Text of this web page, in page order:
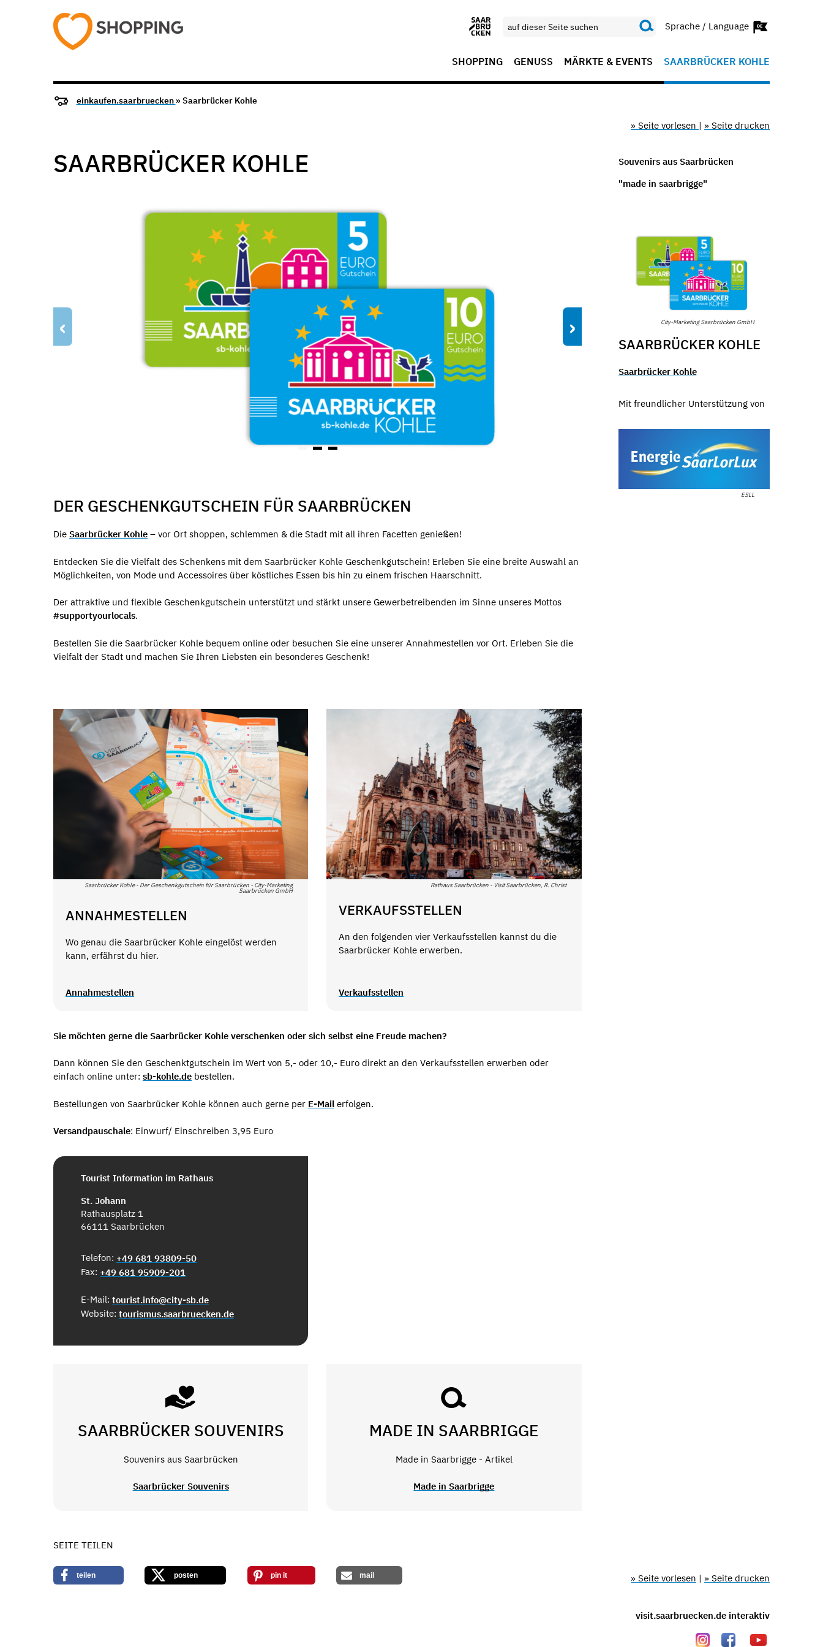
Sprache / Language
SHOPPING GENUSS MÄRKTE & EVENTS SAARBRÜCKER KOHLE
einkaufen.saarbruecken » Saarbrücker Kohle
» Seite vorlesen | » Seite drucken
SAARBRÜCKER KOHLE
‹ ›
DER GESCHENKGUTSCHEIN FÜR SAARBRÜCKEN
Die Saarbrücker Kohle – vor Ort shoppen, schlemmen & die Stadt mit all ihren Facetten genießen!
Entdecken Sie die Vielfalt des Schenkens mit dem Saarbrücker Kohle Geschenkgutschein! Erleben Sie eine breite Auswahl an
Möglichkeiten, von Mode und Accessoires über köstliches Essen bis hin zu einem frischen Haarschnitt.
Der attraktive und flexible Geschenkgutschein unterstützt und stärkt unsere Gewerbetreibenden im Sinne unseres Mottos
#supportyourlocals.
Bestellen Sie die Saarbrücker Kohle bequem online oder besuchen Sie eine unserer Annahmestellen vor Ort. Erleben Sie die
Vielfalt der Stadt und machen Sie Ihren Liebsten ein besonderes Geschenk!
Saarbrücker Kohle - Der Geschenkgutschein für Saarbrücken - City-Marketing
Saarbrücken GmbH
ANNAHMESTELLEN
Wo genau die Saarbrücker Kohle eingelöst werden
kann, erfährst du hier.
Annahmestellen
Rathaus Saarbrücken - Visit Saarbrücken, R. Christ
VERKAUFSSTELLEN
An den folgenden vier Verkaufsstellen kannst du die
Saarbrücker Kohle erwerben.
Verkaufsstellen
Sie möchten gerne die Saarbrücker Kohle verschenken oder sich selbst eine Freude machen?
Dann können Sie den Geschenktgutschein im Wert von 5,- oder 10,- Euro direkt an den Verkaufsstellen erwerben oder
einfach online unter: sb-kohle.de bestellen.
Bestellungen von Saarbrücker Kohle können auch gerne per E-Mail erfolgen.
Versandpauschale: Einwurf/ Einschreiben 3,95 Euro
Tourist Information im Rathaus
St. Johann
Rathausplatz 1
66111 Saarbrücken
Telefon: +49 681 93809-50
Fax: +49 681 95909-201
E-Mail: tourist.info@city-sb.de
Website: tourismus.saarbruecken.de
SAARBRÜCKER SOUVENIRS
Souvenirs aus Saarbrücken
Saarbrücker Souvenirs
MADE IN SAARBRIGGE
Made in Saarbrigge - Artikel
Made in Saarbrigge
Souvenirs aus Saarbrücken
"made in saarbrigge"
City-Marketing Saarbrücken GmbH
SAARBRÜCKER KOHLE
Saarbrücker Kohle
Mit freundlicher Unterstützung von
ESLL
SEITE TEILEN
teilen posten pin it mail » Seite vorlesen | » Seite drucken
visit.saarbruecken.de interaktiv